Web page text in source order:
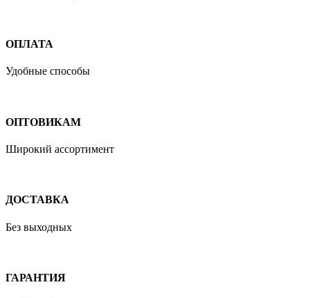
ОПЛАТА
Удобные способы
ОПТОВИКАМ
Широкий ассортимент
ДОСТАВКА
Без выходных
ГАРАНТИЯ